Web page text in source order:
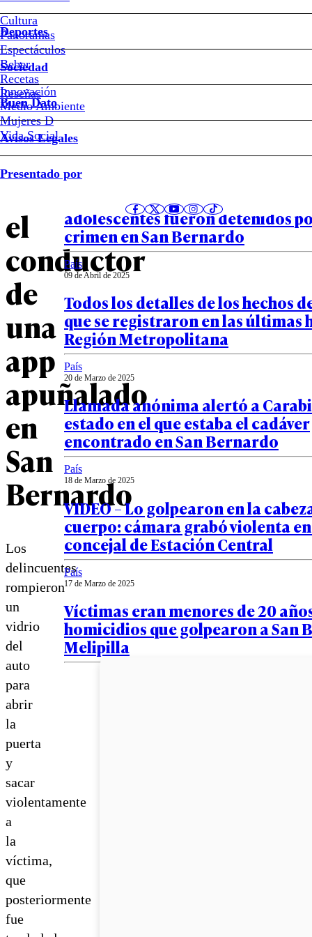
Cultura
Panoramas
Espectáculos
Beber
Recetas
Reseñas
Deportes
Sociedad
Innovación
Medio Ambiente
Mujeres D
Vida Social
Buen Dato
Avisos Legales
Presentado por
fue
la
encerrona
que
terminó
con
el
conductor
de
una
app
apuñalado
en
San
Bernardo
Los
delincuentes
rompieron
un
vidrio
del
auto
para
abrir
la
puerta
y
sacar
violentamente
a
la
víctima,
que
posteriormente
fue
Notas relacionadas
12 de Abril de 2025
Ejecutado a tiros tras dializarse:
adolescentes fueron detenidos
crimen en San Bernardo
País
09 de Abril de 2025
Todos los detalles de los hechos
que se registraron en las últimas
Región Metropolitana
País
20 de Marzo de 2025
Llamada anónima alertó a
estado en el que estaba el cadáver
encontrado en San Bernardo
País
18 de Marzo de 2025
VIDEO – Lo golpearon en la
cuerpo: cámara grabó violenta
concejal de Estación Central
País
17 de Marzo de 2025
Víctimas eran menores de 20
homicidios que golpearon a San
Melipilla